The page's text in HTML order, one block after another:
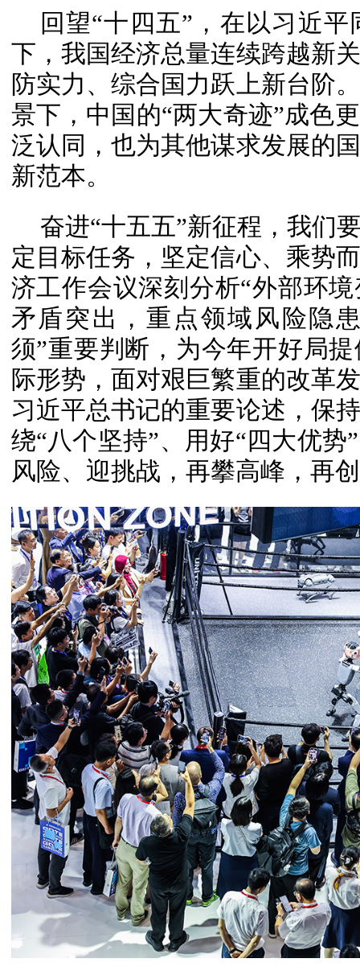
回望“十四五”，在以习近
下，我国经济总量连续跨越新
防实力、综合国力跃上新台阶
景下，中国的“两大奇迹”成色
泛认同，也为其他谋求发展的
新范本。
奋进“十五五”新征程，我们
定目标任务，坚定信心、乘势
济工作会议深刻分析“外部环
矛盾突出，重点领域风险隐
须”重要判断，为今年开好局
际形势，面对艰巨繁重的改革
习近平总书记的重要论述，保
绕“八个坚持”、用好“四大优
风险、迎挑战，再攀高峰，再